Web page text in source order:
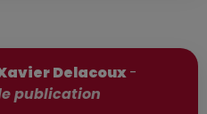
Delacoux-
publication